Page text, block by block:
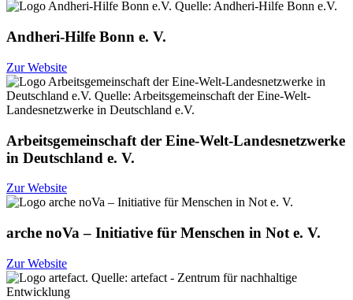
Andheri-Hilfe Bonn e. V.
Zur Website
Arbeitsgemeinschaft der Eine-Welt-Landesnetzwerke
in Deutschland e. V.
Zur Website
arche noVa – Initiative für Menschen in Not e. V.
Zur Website